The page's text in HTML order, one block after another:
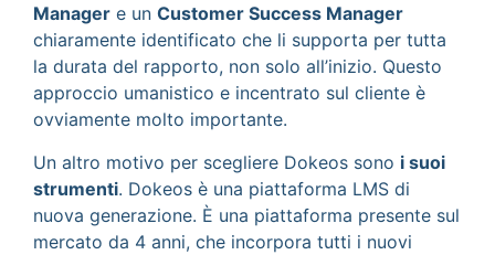
Manager e un Customer Success Manager
chiaramente identificato che li supporta per tutta
la durata del rapporto, non solo all’inizio. Questo
approccio umanistico e incentrato sul cliente è
ovviamente molto importante.
Un altro motivo per scegliere Dokeos sono i suoi
strumenti. Dokeos è una piattaforma LMS di
nuova generazione. È una piattaforma presente sul
mercato da 4 anni, che incorpora tutti i nuovi